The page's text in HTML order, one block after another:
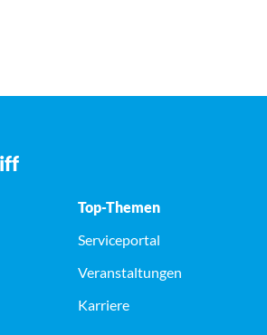
Top-Themen
Serviceportal
Veranstaltungen
Karriere